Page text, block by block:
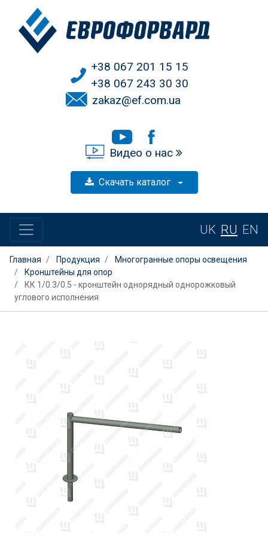
+38 067 201 15 15
+38 067 243 30 30
zakaz@ef.com.ua
Видео о нас
Скачать каталог
UK RU EN
Главная Продукция
Многогранные опоры освещения
Кронштейны для опор
КК 1/0.3/0.5 - кронштейн однорядный однорожковый
углового исполнения